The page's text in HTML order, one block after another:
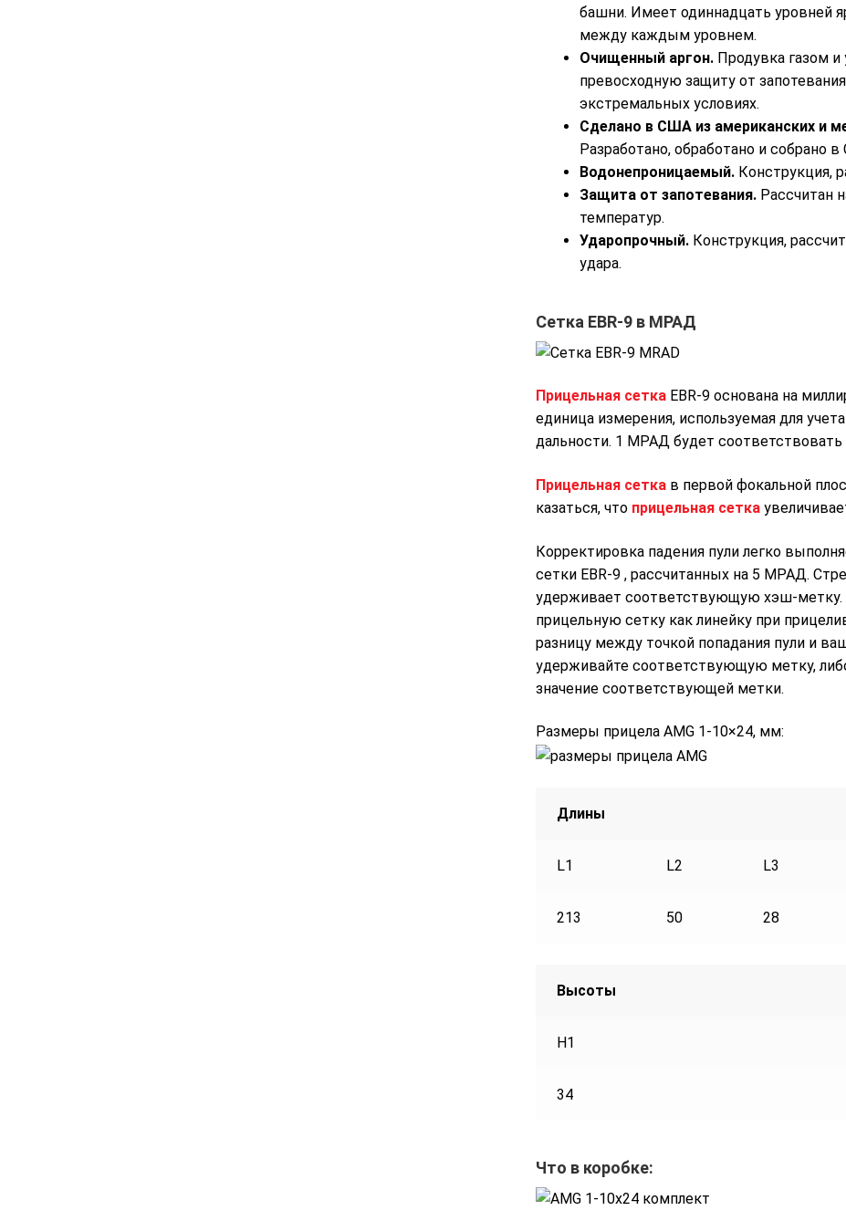
башни. Имеет одиннадцать уровней
между каждым уровнем.
Очищенный аргон. Продувка газом
превосходную защиту от
экстремальных условиях.
Сделано в США из американских и
Разработано, обработано и собрано
Водонепроницаемый. Конструкция,
Защита от запотевания. Рассчитан
температур.
Ударопрочный. Конструкция,
удара.
Сетка EBR-9 в МРАД
Прицельная сетка EBR-9 основана на
единица измерения, используемая для
дальности. 1 МРАД будет
Прицельная сетка в первой фокальной
казаться, что прицельная сетка
Корректировка падения пули легко
сетки EBR-9 , рассчитанных на 5 МРАД.
удерживает соответствующую хэш-
прицельную сетку как линейку при
разницу между точкой попадания пули и
удерживайте соответствующую метку,
значение соответствующей метки.
Размеры прицела AMG 1-10×24, мм:
Длины
L1 L2 L3
213 50 28
Высоты
H1
34
Что в коробке: